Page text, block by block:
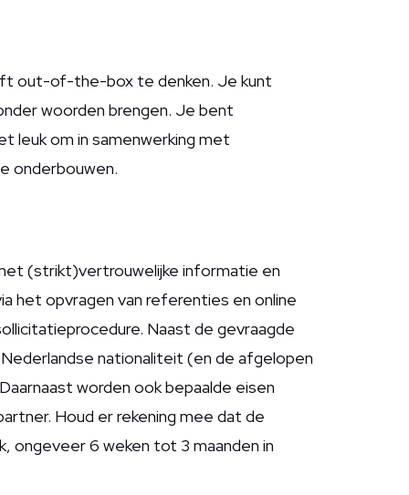
out-of-the-box te denken. Je kunt
woorden brengen. Je bent
leuk om in samenwerking met
onderbouwen.
(strikt)vertrouwelijke informatie en
het opvragen van referenties en online
Naast de gevraagde
nationaliteit (en de afgelopen
worden ook bepaalde eisen
Houd er rekening mee dat de
ongeveer 6 weken tot 3 maanden in